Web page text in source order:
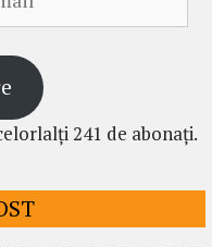
241 de abonați.